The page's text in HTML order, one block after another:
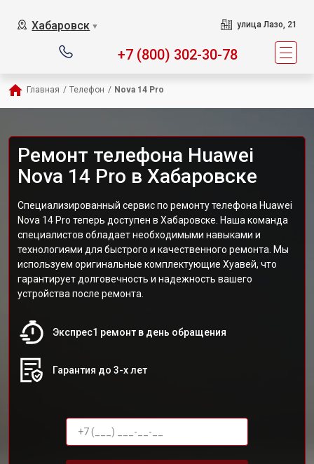
Хабаровск ▼ улица Лазо, 21
+7 (800) 302-30-78
Главная / Телефон / Nova 14 Pro
Ремонт телефона Huawei
Nova 14 Pro в Хабаровске
Специализированный сервис по ремонту телефона Huawei
Nova 14 Pro теперь доступен в Хабаровске. Наша команда
специалистов обладает необходимыми навыками и
технологиями для быстрого и качественного ремонта. Мы
используем оригинальные комплектующие Хуавей, что
гарантирует долговечность и надежность вашего
устройства после ремонта.
Экспрес1 ремонт в день обращения
Гарантия до 3-х лет